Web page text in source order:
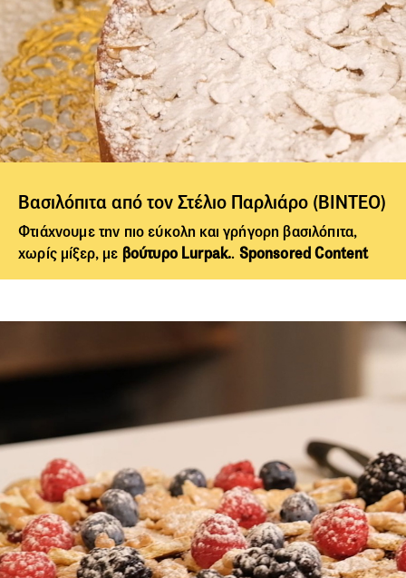
Βασιλόπιτα από τον Στέλιο Παρλιάρο (BINTEO)
Φτιάχνουμε την πιο εύκολη και γρήγορη βασιλόπιτα,
χωρίς μίξερ, με βούτυρο Lurpak.. Sponsored Content